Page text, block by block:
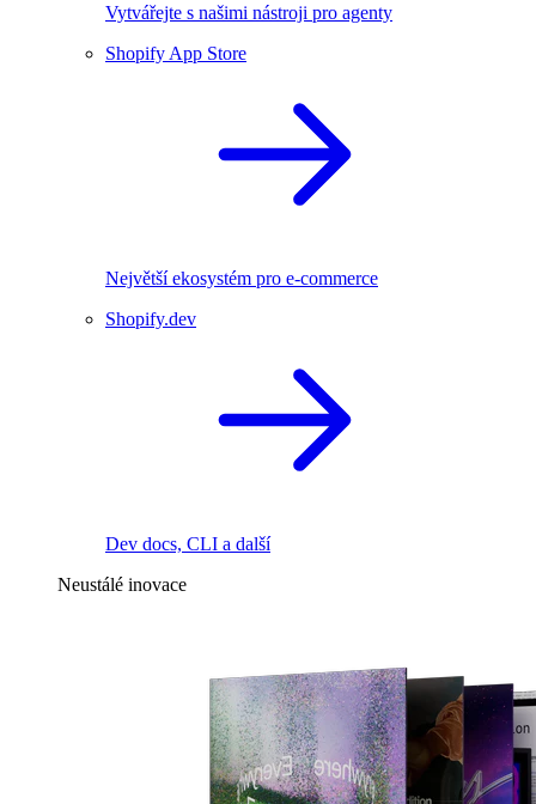
Vytvářejte s našimi nástroji pro agenty
Shopify App Store
Největší ekosystém pro e-commerce
Shopify.dev
Dev docs, CLI a další
Neustálé inovace